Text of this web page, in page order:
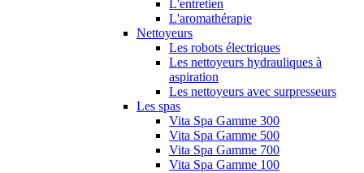
L'entretien
L'aromathérapie
Nettoyeurs
Les robots électriques
Les nettoyeurs hydrauliques à
aspiration
Les nettoyeurs avec surpresseurs
Les spas
Vita Spa Gamme 300
Vita Spa Gamme 500
Vita Spa Gamme 700
Vita Spa Gamme 100